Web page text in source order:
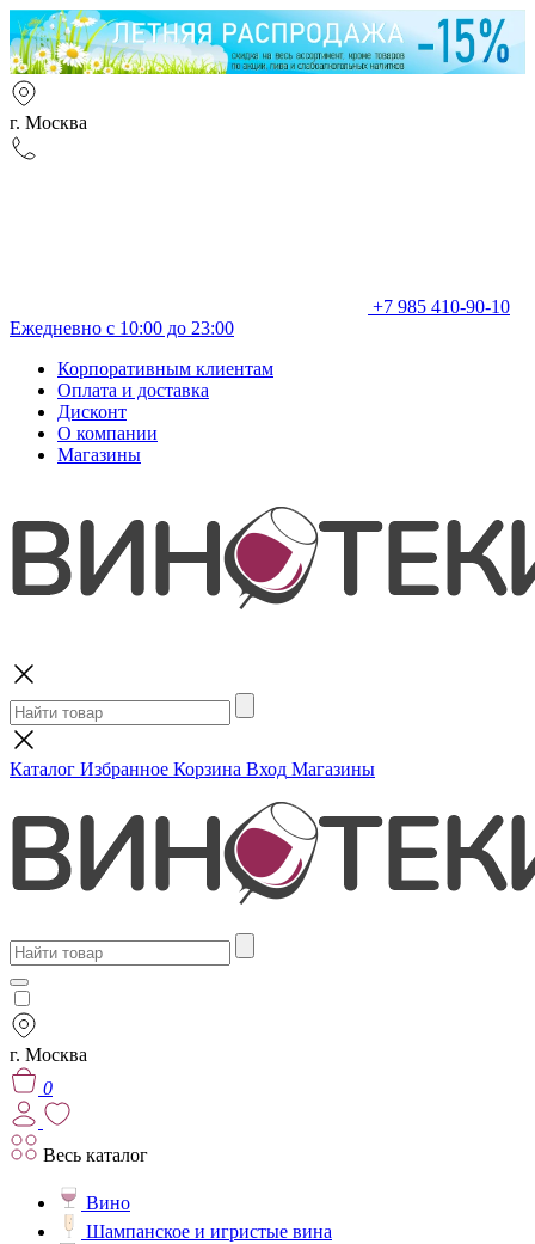
г. Москва
+7 985 410-90-10
Ежедневно с 10:00 до 23:00
Корпоративным клиентам
Оплата и доставка
Дисконт
О компании
Магазины
Каталог Избранное Корзина Вход Магазины
г. Москва
0
Весь каталог
Вино
Шампанское и игристые вина